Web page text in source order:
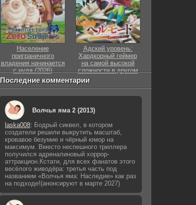
Население
приграничного
владения начинается
с нуля (2026)
1 сезон 1-4 серия
Адский уровень:
Хардкорный геймер
на самой высокой
сложности в другом
мире (1-2 Сезон)
1 сезон 1-4 серия
Последние комментарии
Волчья яма 2 (2013)
laska008: Бодрый сиквел, в котором
создатели решили выкрутить масштаб,
кровавое безумие и чёрный юмор на
максимум. Вместо неспешного триллера
получился адреналиновый хоррор-
аттракцион.Кстати, для всех фанатов этого
весёлого живодёра: третья часть под
названием «Волчья яма: Наследие» как раз
на подходе!(анонсируют в марте 2027)